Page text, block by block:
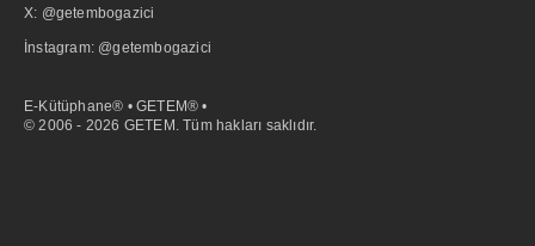
X: @getembogazici
İnstagram: @getembogazici
E-Kütüphane® • GETEM® •
© 2006 - 2026 GETEM. Tüm hakları saklıdır.